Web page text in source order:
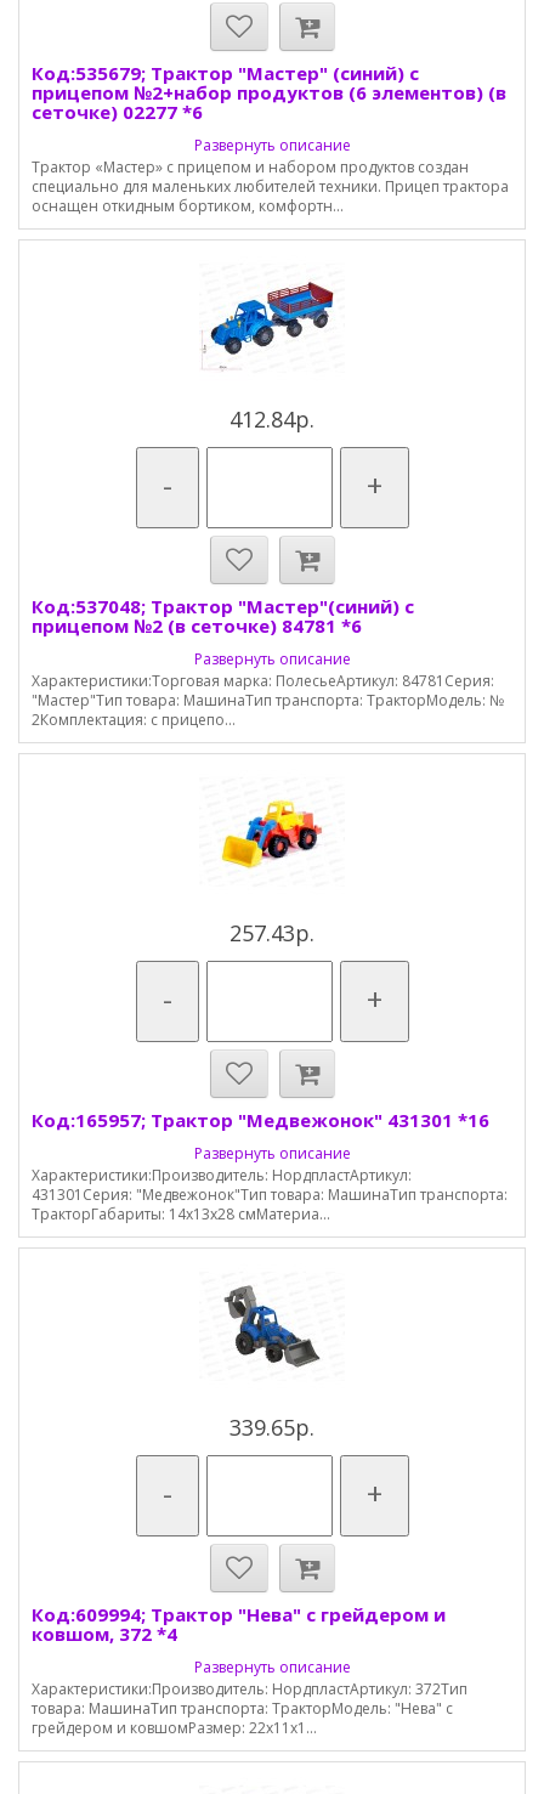
Код:535679; Трактор "Мастер" (синий) с
прицепом №2+набор продуктов (6 элементов) (в
сеточке) 02277 *6
Развернуть описание
Трактор «Мастер» с прицепом и набором продуктов создан
специально для маленьких любителей техники. Прицеп трактора
оснащен откидным бортиком, комфортн...
412.84р.
- +
Код:537048; Трактор "Мастер"(синий) с
прицепом №2 (в сеточке) 84781 *6
Развернуть описание
Характеристики:Торговая марка: ПолесьеАртикул: 84781Серия:
"Мастер"Тип товара: МашинаТип транспорта: ТракторМодель: №
2Комплектация: с прицепо...
257.43р.
- +
Код:165957; Трактор "Медвежонок" 431301 *16
Развернуть описание
Характеристики:Производитель: НордпластАртикул:
431301Серия: "Медвежонок"Тип товара: МашинаТип транспорта:
ТракторГабариты: 14х13х28 смМатериа...
339.65р.
- +
Код:609994; Трактор "Нева" с грейдером и
ковшом, 372 *4
Развернуть описание
Характеристики:Производитель: НордпластАртикул: 372Тип
товара: МашинаТип транспорта: ТракторМодель: "Нева" с
грейдером и ковшомРазмер: 22x11x1...